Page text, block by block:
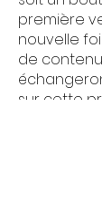
première
nouvelle
de
sur cette